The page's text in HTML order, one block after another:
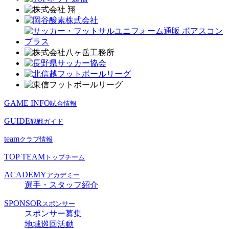
GAME INFO試合情報
GUIDE観戦ガイド
teamクラブ情報
TOP TEAM トップチーム
ACADEMYアカデミー
選手・スタッフ紹介
SPONSOR スポンサー
スポンサー募集
地域巡回活動